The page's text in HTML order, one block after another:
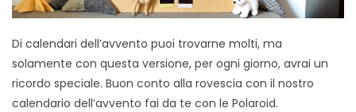
Di calendari dell’avvento puoi trovarne molti, ma
solamente con questa versione, per ogni giorno, avrai un
ricordo speciale. Buon conto alla rovescia con il nostro
calendario dell’avvento fai da te con le Polaroid.